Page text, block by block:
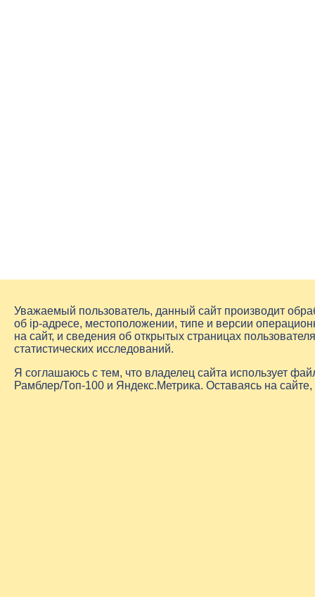
Уважаемый пользователь, данный сайт производит
об ip-адресе, местоположении, типе и версии
на сайт, и сведения об открытых страницах
статистических исследований.
Я соглашаюсь с тем, что владелец сайта использует
Рамблер/Топ-100 и Яндекс.Метрика. Оставаясь на